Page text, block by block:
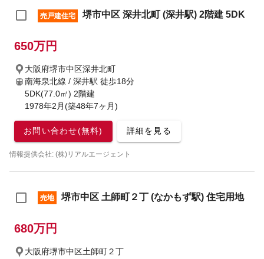
売戸建住宅 堺市中区 深井北町 (深井駅) 2階建 5DK
650万円
大阪府堺市中区深井北町
南海泉北線 / 深井駅 徒歩18分
5DK(77.0㎡) 2階建
1978年2月(築48年7ヶ月)
お問い合わせ(無料) 詳細を見る
情報提供会社: (株)リアルエージェント
売地 堺市中区 土師町２丁 (なかもず駅) 住宅用地
680万円
大阪府堺市中区土師町２丁